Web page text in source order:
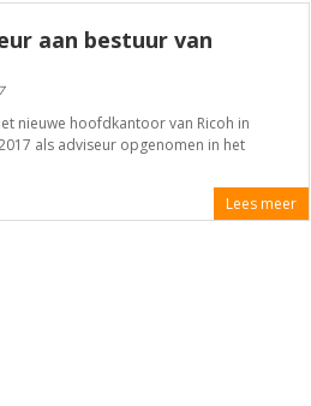
aan bestuur van
nieuwe hoofdkantoor van Ricoh in
als adviseur opgenomen in het
Lees meer